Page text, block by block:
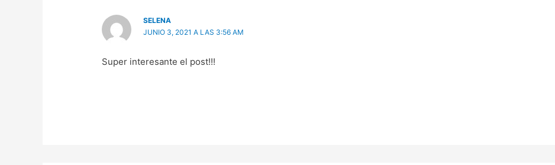
SELENA
JUNIO 3, 2021 A LAS 3:56 AM
Super interesante el post!!!